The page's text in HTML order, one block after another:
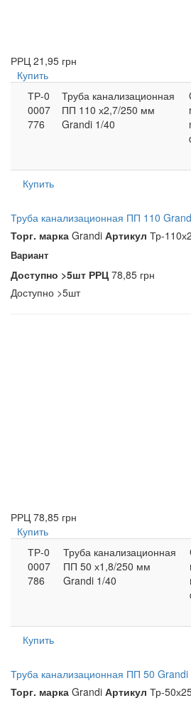
РРЦ 21,95 грн
Купить
ТР-0
0007
776
Труба канализационная
ПП 110 х2,7/250 мм
Grandi 1/40
Купить
Труба канализационная ПП 110
Торг. марка Grandi Артикул Тр-
Вариант
Доступно >5шт РРЦ78,85 грн
Доступно >5шт
РРЦ 78,85 грн
Купить
ТР-0
0007
786
Труба канализационная
ПП 50 х1,8/250 мм
Grandi 1/40
Купить
Труба канализационная ПП 50 Grandi
Торг. марка Grandi Артикул Тр-